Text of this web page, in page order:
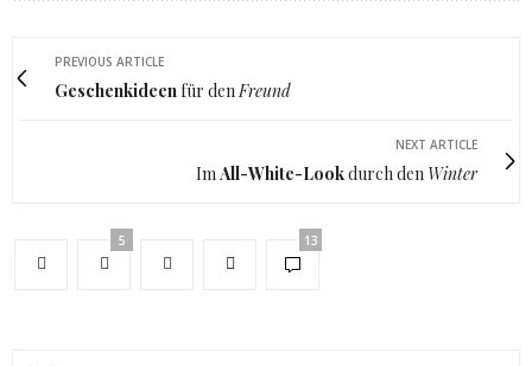
PREVIOUS ARTICLE
Geschenkideenfür den Freund
NEXT ARTICLE
Im All-White-Lookdurch den Winter
5 13